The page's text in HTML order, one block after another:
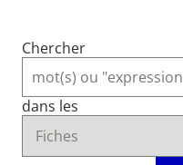
Chercher
dans les